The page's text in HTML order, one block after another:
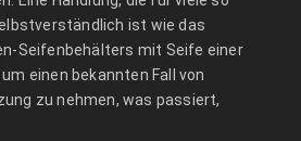
ist wie das
Seifenbehälters mit Seife einer
einen bekannten Fall von
zu nehmen, was passiert,